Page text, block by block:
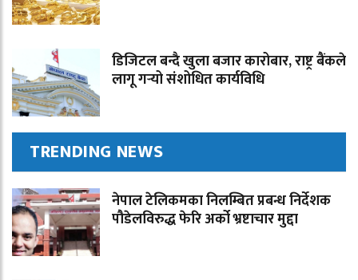
डिजिटल बन्दै खुला बजार कारोबार, राष्ट्र बैंकले
लागू गर्‍यो संशोधित कार्यविधि
TRENDING NEWS
नेपाल टेलिकमका निलम्बित प्रबन्ध निर्देशक
पौडेलविरुद्ध फेरि अर्को भ्रष्टाचार मुद्दा